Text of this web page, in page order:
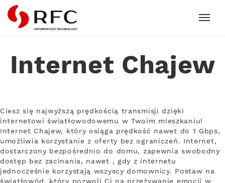
RFC
Internet Chajew
Ciesz się najwyższą prędkością transmisji dzięki
internetowi światłowodowemu w Twoim mieszkaniu!
Internet Chajew, który osiąga prędkość nawet do 1 Gbps,
umożliwia korzystanie z oferty bez ograniczeń. Internet,
dostarczony bezpośrednio do domu, zapewnia swobodny
dostęp bez zacinania, nawet , gdy z internetu
jednocześnie korzystają wszyscy domownicy. Postaw na